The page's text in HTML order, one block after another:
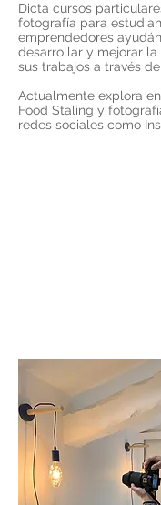
Dicta cursos
fotografía para
emprendedores
desarrollar y mejorar
sus trabajos a través
Actualmente explora
Food Staling y
redes sociales como